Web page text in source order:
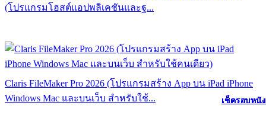
เช็ครอบหนัง
เช็ครอบหนัง
เช็ครอบหนัง
เช็ครอบหนัง
เช็ครอบหนัง
เช็ครอบหนัง
เช็ครอบหนัง
เช็ครอบหนัง
เช็ครอบหนัง
เช็ครอบหนัง
เช็ครอบหนัง
เช็ครอบหนัง
(โปรแกรมโฮสต์แอปพลิเคชันและฐ...
Claris FileMaker Pro 2026 (โปรแกรมสร้าง App บน iPad iPhone
Windows Mac และบนเว็บ สำหรับใช้...